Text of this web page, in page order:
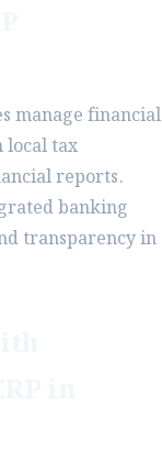
manage financial
local tax
reports.
banking
transparency in
in